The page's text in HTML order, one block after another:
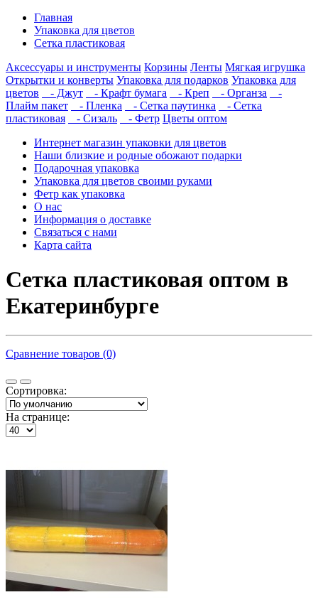
Главная
Упаковка для цветов
Сетка пластиковая
Аксессуары и инструменты Корзины Ленты Мягкая игрушка
Открытки и конверты Упаковка для подарков Упаковка для
цветов
- Джут - Крафт бумага - Креп - Органза
-
Плайм пакет
- Пленка - Сетка паутинка
- Сетка
пластиковая
- Сизаль - Фетр Цветы оптом
Интернет магазин упаковки для цветов
Наши близкие и родные обожают подарки
Подарочная упаковка
Упаковка для цветов своими руками
Фетр как упаковка
О нас
Информация о доставке
Связаться с нами
Карта сайта
Сетка пластиковая оптом в
Екатеринбурге
Сравнение товаров (0)
Сортировка:
На странице: